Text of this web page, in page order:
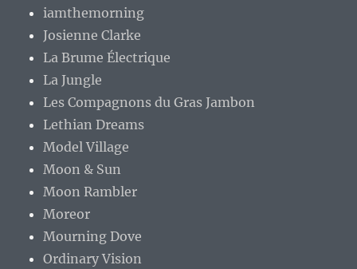
iamthemorning
Josienne Clarke
La Brume Électrique
La Jungle
Les Compagnons du Gras Jambon
Lethian Dreams
Model Village
Moon & Sun
Moon Rambler
Moreor
Mourning Dove
Ordinary Vision